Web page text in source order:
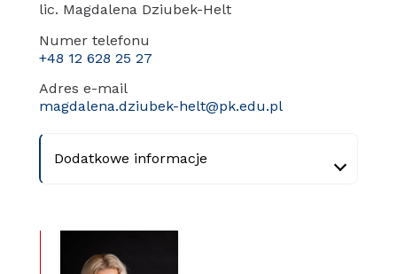
lic. Magdalena Dziubek-Helt
Numer telefonu
+48 12 628 25 27
Adres e-mail
magdalena.dziubek-helt@pk.edu.pl
Dodatkowe informacje